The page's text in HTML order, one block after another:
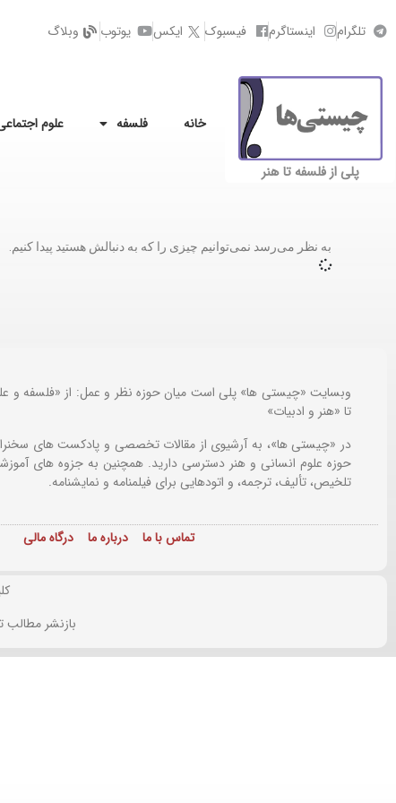
تلگرام اینستاگرم فیسبوک ایکس یوتوب وبلاگ
پلی از فلسفه تا هنر
خانه فلسفه علوم
به نظر می‌رسد نمی‌توانیم چیزی را که به دنبالش هستید پیدا کنیم.
وبسایت «چیستی ها» پلی است میان حوزه نظر و عمل: از «فلسفه و
تا «هنر و ادبیات»
در «چیستی ها»، به آرشیوی از مقالات تخصصی و پادکست های
حوزه علوم انسانی و هنر دسترسی دارید. همچنین به جزوه های
تلخیص، تألیف، ترجمه، و اتودهایی برای فیلمنامه و نمایشنامه.
تماس با ما درباره ما درگاه مالی
بازنشر مطالب